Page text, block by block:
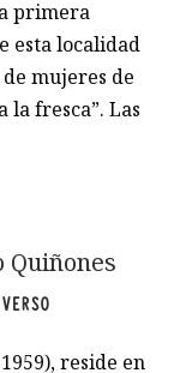
primera
esta localidad
mujeres de
la fresca”. Las
Quiñones
reside en